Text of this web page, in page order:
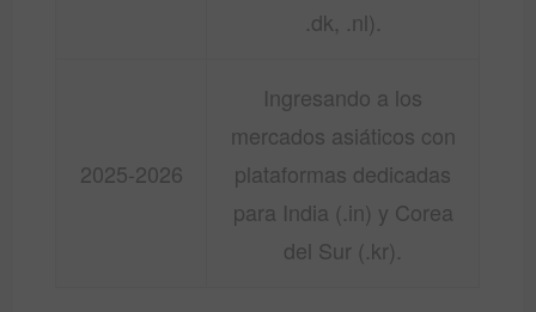
.dk, .nl).
2025-2026
Ingresando a los
mercados asiáticos con
plataformas dedicadas
para India (.in) y Corea
del Sur (.kr).